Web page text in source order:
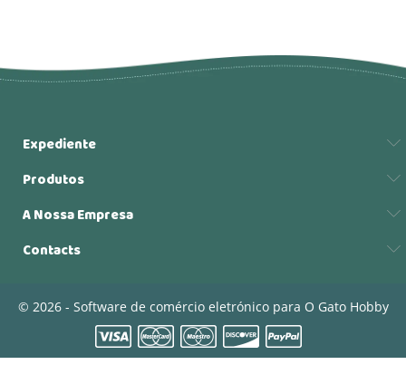
Expediente
Produtos
A Nossa Empresa
Contacts
© 2026 - Software de comércio eletrónico para O Gato Hobby